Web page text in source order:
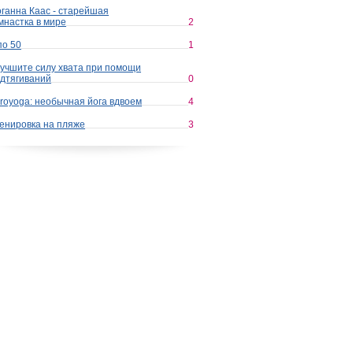
Каас - старейшая
в мире
2
50 1
силу хвата при помощи
0
необычная йога вдвоем 4
на пляже 3